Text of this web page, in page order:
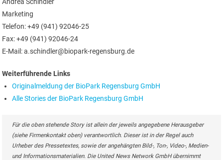
Marketing
Telefon: +49 (941) 92046-25
Fax: +49 (941) 92046-24
E-Mail: a.schindler@biopark-regensburg.de
Weiterführende Links
Originalmeldung der BioPark Regensburg GmbH
Alle Stories der BioPark Regensburg GmbH
Für die oben stehende Story ist allein der jeweils angegebene Herausgeber
(siehe Firmenkontakt oben) verantwortlich. Dieser ist in der Regel auch
Urheber des Pressetextes, sowie der angehängten Bild-, Ton-, Video-, Medien-
und Informationsmaterialien. Die United News Network GmbH übernimmt